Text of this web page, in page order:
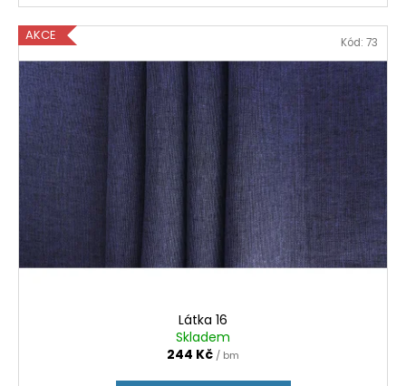
AKCE
Látka 16
Skladem
244 Kč / bm
Kód: 73